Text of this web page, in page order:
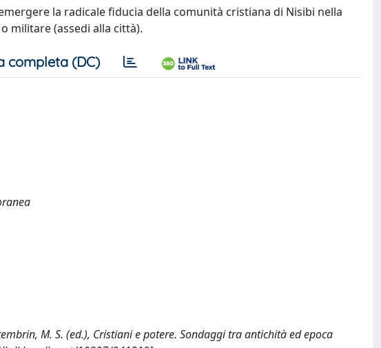
la radicale fiducia della comunità cristiana di Nisibi nella
militare (assedi alla città).
completa (DC)
M. S. (ed.), Cristiani e potere. Sondaggi tra antichità ed epoca